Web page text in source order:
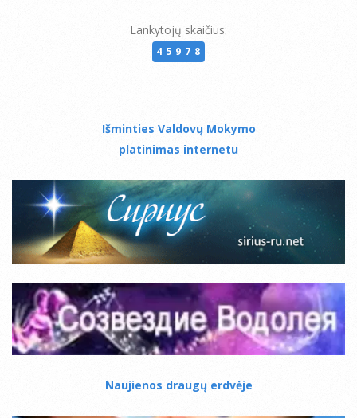
Lankytojų skaičius:
45978
Išminties Valdovų Mokymo
platinimas internetu
Naujienos draugų erdvėje